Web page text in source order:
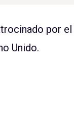
por
Unido.